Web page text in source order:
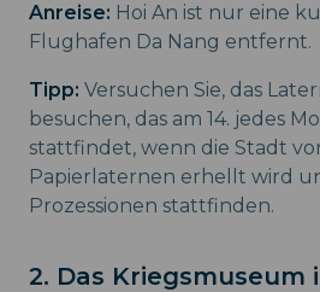
Anreise: Hoi An ist nur eine
Flughafen Da Nang entfernt.
Tipp: Versuchen Sie, das
besuchen, das am 14. jedes
stattfindet, wenn die Stadt
Papierlaternen erhellt wird
Prozessionen stattfinden.
2. Das Kriegsmuseum